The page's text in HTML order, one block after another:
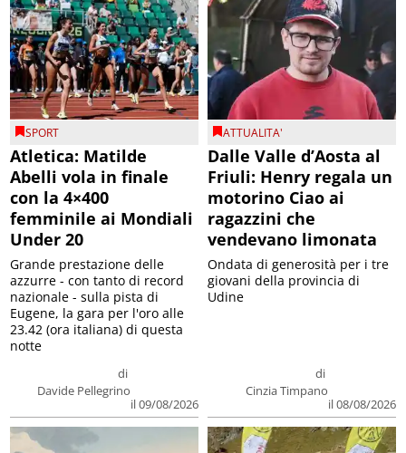
SPORT
Atletica: Matilde
Abelli vola in finale
con la 4×400
femminile ai Mondiali
Under 20
di
Davide Pellegrino
il 09/08/2026
Grande prestazione delle
azzurre - con tanto di record
nazionale - sulla pista di
Eugene, la gara per l'oro alle
23.42 (ora italiana) di questa
notte
ATTUALITA'
Dalle Valle d’Aosta al
Friuli: Henry regala un
motorino Ciao ai
ragazzini che
vendevano limonata
di
Cinzia Timpano
il 08/08/2026
Ondata di generosità per i tre
giovani della provincia di
Udine